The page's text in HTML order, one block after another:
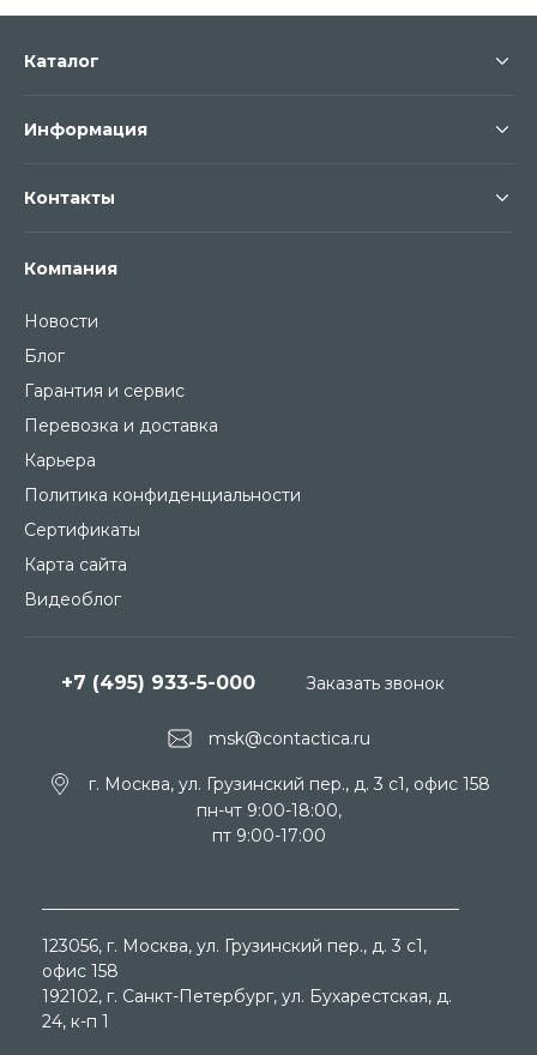
Компания
Новости
Блог
Гарантия и сервис
Перевозка и доставка
Карьера
Политика конфиденциальности
Сертификаты
Карта сайта
Видеоблог
Каталог
Информация
Контакты
msk@contactica.ru
+7 (495) 933-5-000
г. Москва, ул. Грузинский пер., д. 3 c1, офис 158
пн-чт 9:00-18:00,
пт 9:00-17:00
Заказать звонок
123056, г. Москва, ул. Грузинский пер., д. 3 c1,
офис 158
192102, г. Санкт-Петербург, ул. Бухарестская, д.
24, к-п 1